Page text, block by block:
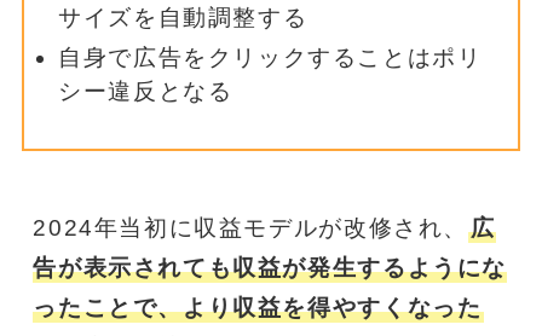
サイズを自動調整する
自身で広告をクリックすることはポリ
シー違反となる
2024年当初に収益モデルが改修され、 広
告が表示されても収益が発生するようにな
ったことで、より収益を得やすくなった